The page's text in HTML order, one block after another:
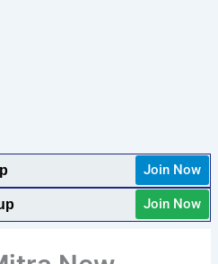
Join Now
Join Now